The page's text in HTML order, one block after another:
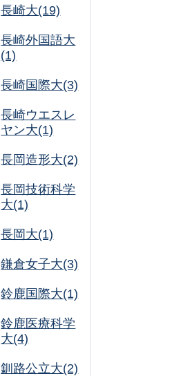
長崎大(19)
長崎外国語大
(1)
長崎国際大(3)
長崎ウエスレ
ヤン大(1)
長岡造形大(2)
長岡技術科学
大(1)
長岡大(1)
鎌倉女子大(3)
鈴鹿国際大(1)
鈴鹿医療科学
大(4)
釧路公立大(2)